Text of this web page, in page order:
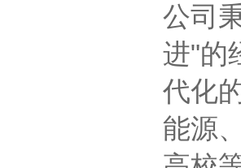
公司
进"的
代化
能源